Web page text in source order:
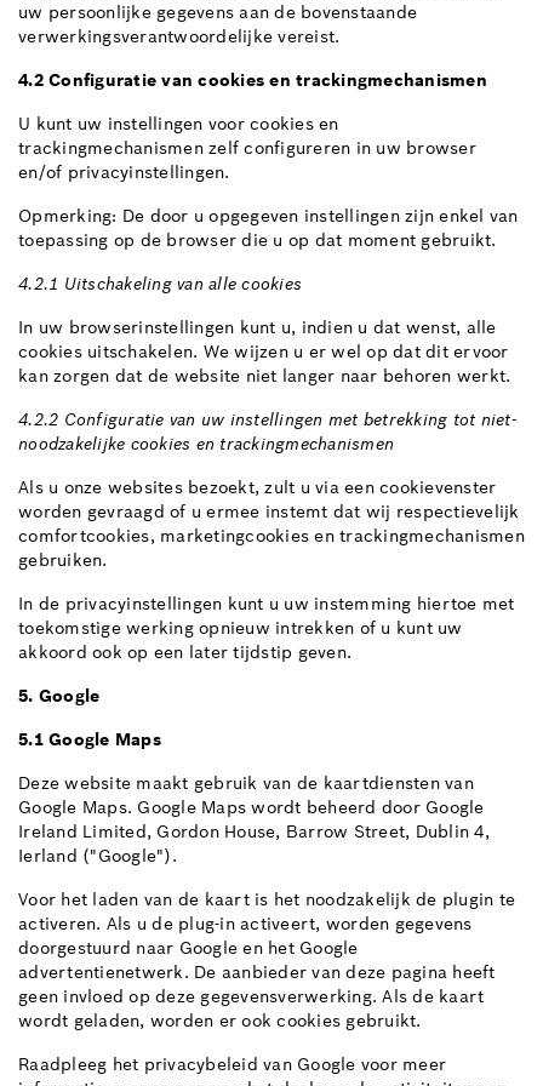
uw persoonlijke gegevens aan de bovenstaande
verwerkingsverantwoordelijke vereist.
4.2 Configuratie van cookies en trackingmechanismen
U kunt uw instellingen voor cookies en
trackingmechanismen zelf configureren in uw browser
en/of privacyinstellingen.
Opmerking: De door u opgegeven instellingen zijn enkel van
toepassing op de browser die u op dat moment gebruikt.
4.2.1 Uitschakeling van alle cookies
In uw browserinstellingen kunt u, indien u dat wenst, alle
cookies uitschakelen. We wijzen u er wel op dat dit ervoor
kan zorgen dat de website niet langer naar behoren werkt.
4.2.2 Configuratie van uw instellingen met betrekking tot niet-
noodzakelijke cookies en trackingmechanismen
Als u onze websites bezoekt, zult u via een cookievenster
worden gevraagd of u ermee instemt dat wij respectievelijk
comfortcookies, marketingcookies en trackingmechanismen
gebruiken.
In de privacyinstellingen kunt u uw instemming hiertoe met
toekomstige werking opnieuw intrekken of u kunt uw
akkoord ook op een later tijdstip geven.
5. Google
5.1 Google Maps
Deze website maakt gebruik van de kaartdiensten van
Google Maps. Google Maps wordt beheerd door Google
Ireland Limited, Gordon House, Barrow Street, Dublin 4,
Ierland ("Google").
Voor het laden van de kaart is het noodzakelijk de plugin te
activeren. Als u de plug-in activeert, worden gegevens
doorgestuurd naar Google en het Google
advertentienetwerk. De aanbieder van deze pagina heeft
geen invloed op deze gegevensverwerking. Als de kaart
wordt geladen, worden er ook cookies gebruikt.
Raadpleeg het privacybeleid van Google voor meer